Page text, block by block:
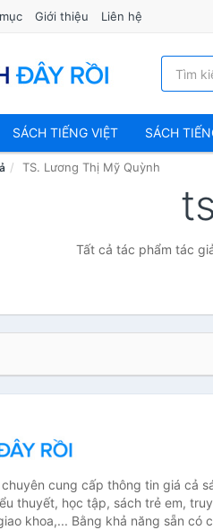
Giới thiệu Liên hệ
SÁCH TIẾNG VIỆT SÁCH
TS. Lương Thị Mỹ Quỳnh
Tất cả tác phẩm tác
chuyên cung cấp thông tin giá cả
thuyết, học tập, sách trẻ em,
khoa,... Bằng khả năng sẵn có